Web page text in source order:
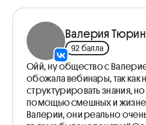
Экономика (теория)
🎁 Решаем 21 задание
Экономика (практика)
Социология (теория)
Социология (практика)
Политика (теория)
Политика (практика)
Конституция (теория)
Валерия
92 балла
Ойй, ну общество с
обожала вебинары, так как
структурировать знания, но
помощью смешных и
Валерии, они реально